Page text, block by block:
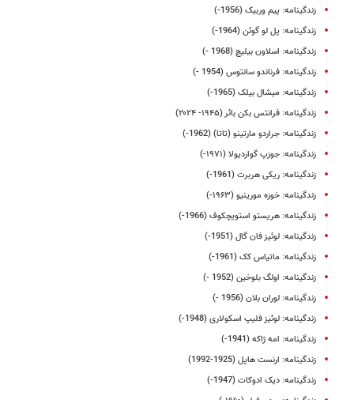
زندگینامه: پیم وربیک (1956-)
زندگینامه: پل لو گوئن (1964-)
زندگینامه: اسلاون بیلیچ (1968 -)
زندگینامه: فرناندو سانتوس (1954 -)
زندگینامه: میشال بیلک (1965-)
زندگینامه: فرانتس بکن‌ بائر (۱۹۴۵- ۲۰۲۴)
زندگینامه: جراردو مارتینو (تاتا) (1962-)
زندگینامه: جوزپ گواردیولا (۱۹۷۱-)
زندگینامه: ریکی هربرت (1961-)
زندگینامه: خوزه مورینیو (۱۹۶۳-)
زندگینامه: هریستو استویچکوف (1966-)
‌زندگینامه: لوئیز فان گال (1951-)
زندگینامه: ماتیاس کک (1961-)
زندگینامه: اولگ بلوخین (1952 -)
زندگینامه: لوران بلان (1956 -)
زندگینامه: لوئیز فلیپ اسکولاری (1948-)
زندگینامه: امه ژاکه (1941-)
‌زندگینامه: ارنست هاپل (1925-1992)
زندگینامه: دیک ادوکات (1947-)